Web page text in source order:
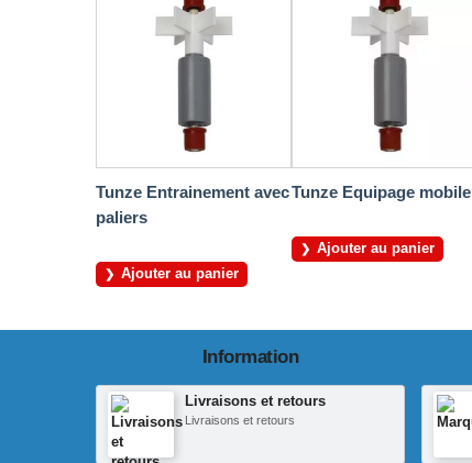
Tunze Entrainement avec
paliers
Ajouter au panier
Tunze Equipage mobile
Ajouter au panier
Information
Livraisons et retours
Livraisons et retours